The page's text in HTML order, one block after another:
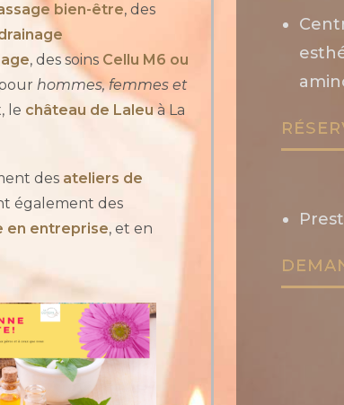
bien-être, des
, des soins Cellu M6 ou
hommes, femmes et
le château de Laleuà La
des ateliers de
également des
en entreprise, et en